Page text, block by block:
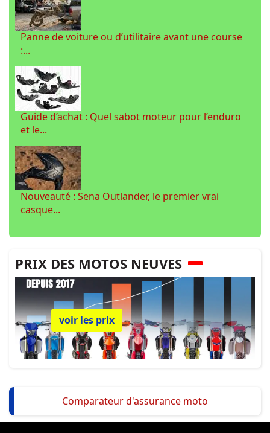
Panne de voiture ou d’utilitaire avant une course
:...
Guide d’achat : Quel sabot moteur pour l’enduro
et le...
Nouveauté : Sena Outlander, le premier vrai
casque...
PRIX DES MOTOS NEUVES
voir les prix
Comparateur d'assurance moto